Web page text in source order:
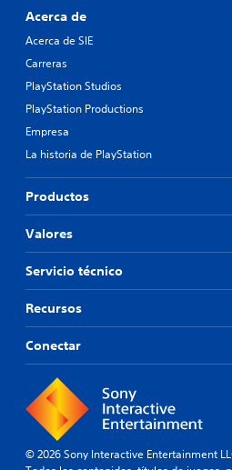
Acerca de
Acerca de SIE
Carreras
PlayStation Studios
PlayStation Productions
Empresa
La historia de PlayStation
Productos
Valores
Servicio técnico
Recursos
Conectar
© 2026 Sony Interactive Entertainment